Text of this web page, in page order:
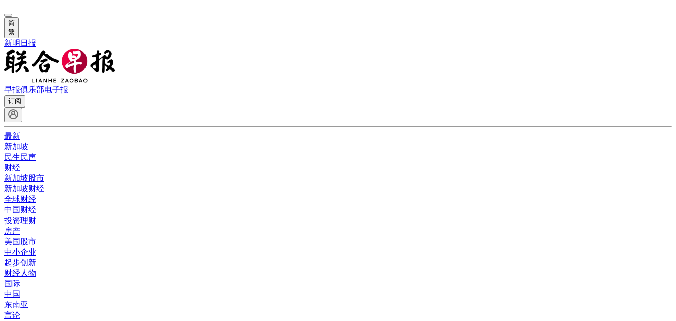
简
繁
新明日报
早报俱乐部电子报
订阅
最新
新加坡
民生民声
财经
新加坡股市
新加坡财经
全球财经
中国财经
投资理财
房产
美国股市
中小企业
起步创新
财经人物
国际
中国
东南亚
言论